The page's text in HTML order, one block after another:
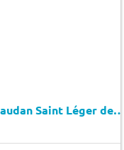
Village de Gîtes des Loups du Gévaudan Saint Léger de Peyre